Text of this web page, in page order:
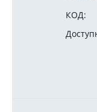
КОД: